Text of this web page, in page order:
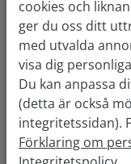
dyrt. Från
det bästa
Var
kan du
bilen till
cookies och
ger du oss ditt
med utvalda
visa dig
Du kan anpassa
(detta är också
integritetssidan).
Förklaring om